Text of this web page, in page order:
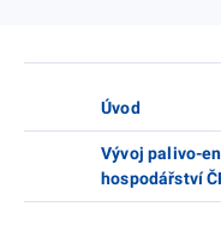
Úvod
Vývoj palivo-
hospodářství